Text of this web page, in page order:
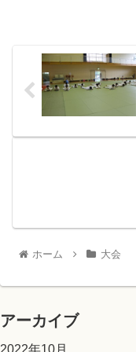
ホーム 大会
アーカイブ
2022年10月